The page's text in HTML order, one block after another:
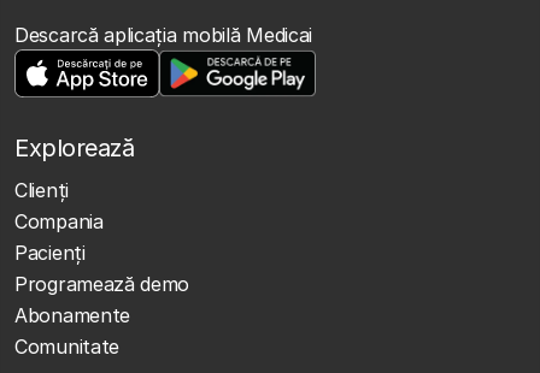
Descarcă aplicația mobilă Medicai
Explorează
Clienţi
Compania
Pacienți
Programează demo
Abonamente
Comunitate